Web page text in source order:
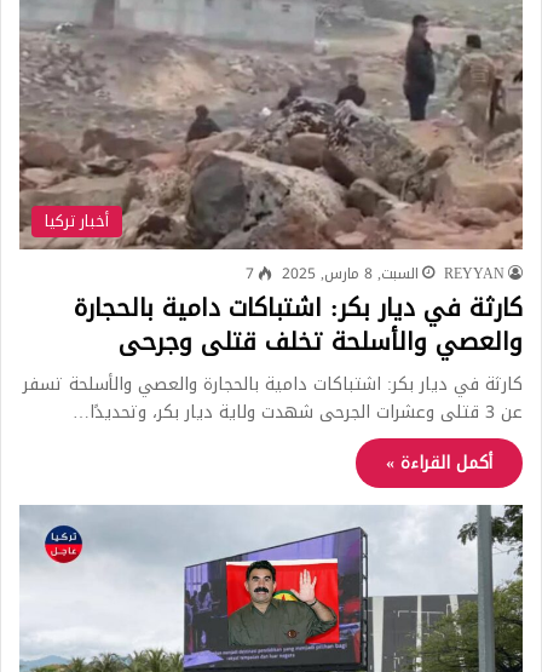
أخبار تركيا
REYYAN السبت, 8 مارس, 2025 7
كارثة في ديار بكر: اشتباكات دامية بالحجارة
والعصي والأسلحة تخلف قتلى وجرحى
كارثة في ديار بكر: اشتباكات دامية بالحجارة والعصي والأسلحة تسفر
عن 3 قتلى وعشرات الجرحى شهدت ولاية ديار بكر، وتحديدًا…
أكمل القراءة »